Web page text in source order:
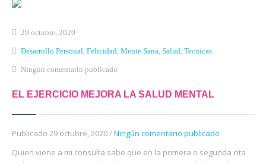
29 octubre, 2020
Desarrollo Personal Felicidad Mente Sana Salud Tecnicas
Ningún comentario publicado
EL EJERCICIO MEJORA LA SALUD MENTAL
Publicado 29 octubre, 2020 /Ningún comentario publicado
Quien viene a mi consulta sabe que en la primera o segunda cita